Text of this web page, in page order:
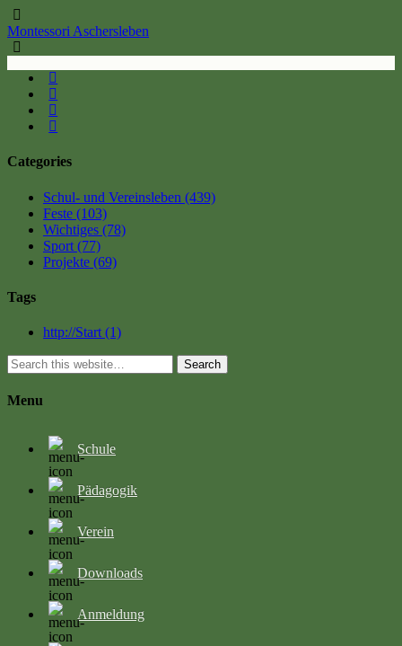
Montessori Aschersleben
Categories
Schul- und Vereinsleben (439)
Feste (103)
Wichtiges (78)
Sport (77)
Projekte (69)
Tags
http://Start (1)
Search
Menu
Schule
Pädagogik
Verein
Downloads
Anmeldung